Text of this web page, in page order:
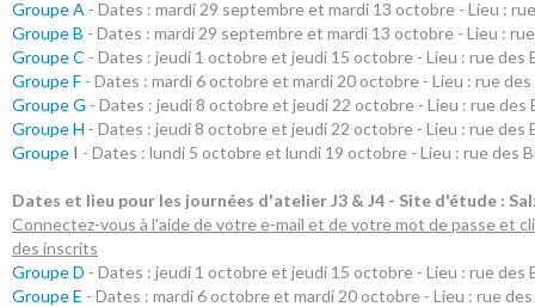
Groupe A - Dates : mardi 29 septembre et mardi 13 octobre - Lieu :
Groupe B - Dates : mardi 29 septembre et mardi 13 octobre - Lieu :
Groupe C - Dates : jeudi 1 octobre et jeudi 15 octobre - Lieu : rue des
Groupe F - Dates : mardi 6 octobre et mardi 20 octobre - Lieu : rue
Groupe G - Dates : jeudi 8 octobre et jeudi 22 octobre - Lieu : rue des
Groupe H - Dates : jeudi 8 octobre et jeudi 22 octobre - Lieu : rue des
Groupe I - Dates : lundi 5 octobre et lundi 19 octobre - Lieu : rue des
Dates et lieu pour les journées d'atelier J3 & J4 - Site d'étude :
Connectez-vous à l'aide de votre e-mail et de votre mot de passe et
des inscrits
Groupe D - Dates : jeudi 1 octobre et jeudi 15 octobre - Lieu : rue des
Groupe E - Dates : mardi 6 octobre et mardi 20 octobre - Lieu : rue